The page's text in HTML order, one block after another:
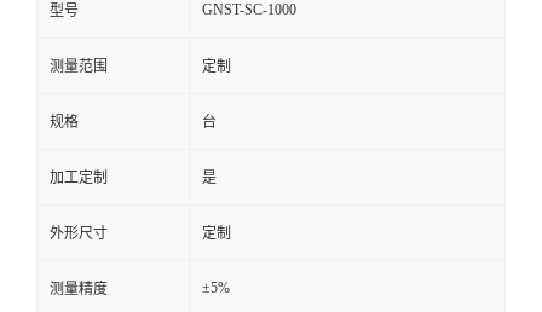
型号 GNST-SC-1000
测量范围 定制
规格 台
加工定制 是
外形尺寸 定制
测量精度 ±5%